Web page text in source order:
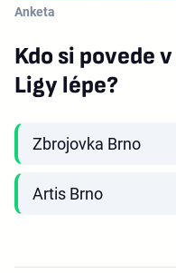
Anketa
Kdo si povede
Ligy lépe?
Zbrojovka Brno
Artis Brno